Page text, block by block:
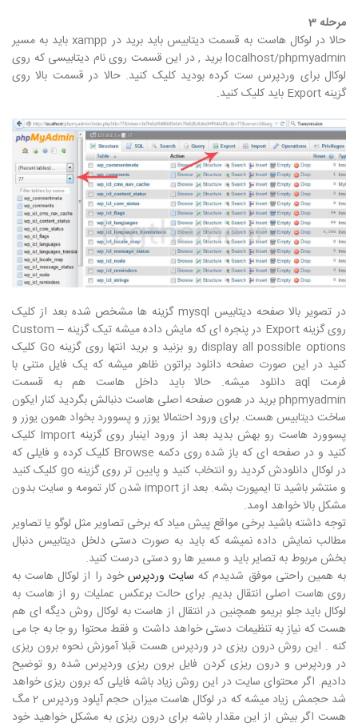
مرحله 3
حالا در لوکال هاست به قسمت دیتابیس باید برید در xampp باید به مسیر
localhost/phpmyadmin برید , در این قسمت روی نام دیتابیسی که روی
لوکال برای وردپرس ست کرده بودید کلیک کنید. حالا در قسمت بالا روی
گزینه Export باید کلیک کنید.
در تصویر بالا صفحه دیتابیس mysql گزینه ها مشخص شده بعد از کلیک
روی گزینه Export در پنجره ای که مایش داده میشه تیک گزینه Custom –
display all possible options رو بزنید و برید انتها روی گزینه Go کلیک
کنید در این صورت صفحه دانلود براتون ظاهر میشه که یک فایل متنی با
فرمت aql دانلود میشه. حالا باید داخل هاست هم به قسمت
phpmyadmin برید در همون صفحه اصلی هاست دنبالش بگردید کنار ایکون
ساخت دیتابیس هست. برای ورود احتمالا یوزر و پسوورد بخواد همون یوزر و
پسوورد هاست رو بهش بدید بعد از ورود اینبار روی گزینه Import کلیک
کنید و در صفحه ای که باز شده روی دکمه Browse کلیک کرده و فایلی که
در لوکال دانلودش کردید رو انتخاب کنید و پایین تر روی گزینه go کلیک کنید
و منتشر باشید تا ایمپورت بشه. بعد از import شدن کار تمومه و سایت بدون
مشکل بالا خواهد اومد.
توجه داشته باشید برخی مواقع پیش میاد که برخی تصاویر مثل لوگو یا تصاویر
مطالب نمایش داده نمیشه که باید به صورت دستی دلخل دیتابیس دنبال
بخش مربوط به تصایر باید و مسیر ها رو دستی درست کنید.
به همین راحتی موفق شدیدم که سایت وردپرسخود را از لوکال هاست به
روی هاست اصلی انتقال بدیم. برای حالت برعکس عملیات رو از هاست به
لوکال باید جلو بریمو همچنین در انتقال از هاست به لوکال روش دیگه ای هم
هست که نیاز به تنظیمات دستی خواهد داشت و فقط محتوا رو جا به جا می
کنه . این روش درون ریزی در وردپرس هست قبلا آموزش نحوه برون ریزی
در وردپرس و درون ریزی کردن فایل برون ریزی وردپرس شده رو توضیح
دادیم. اگر محتوای سایت در این روش زیاد باشه فایلی که برون ریزی خواهد
شد حجمش زیاد میشه که در لوکال هاست میزان حجم آپلود وردپرس 2 مگ
هست اگر بیش از این مقدار باشه برای درون ریزی به مشکل خواهید خود